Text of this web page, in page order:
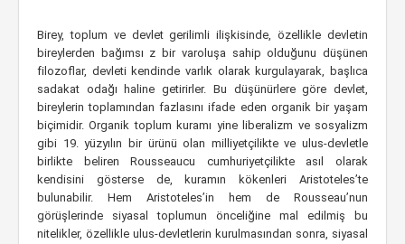
Birey, toplum ve devlet gerilimli ilişkisinde, özellikle devletin
bireylerden bağımsı z bir varoluşa sahip olduğunu düşünen
filozoflar, devleti kendinde varlık olarak kurgulayarak, başlıca
sadakat odağı haline getirirler. Bu düşünürlere göre devlet,
bireylerin toplamından fazlasını ifade eden organik bir yaşam
biçimidir. Organik toplum kuramı yine liberalizm ve sosyalizm
gibi 19. yüzyılın bir ürünü olan milliyetçilikte ve ulus-devletle
birlikte beliren Rousseaucu cumhuriyetçilikte asıl olarak
kendisini gösterse de, kuramın kökenleri Aristoteles’te
bulunabilir. Hem Aristoteles’in hem de Rousseau’nun
görüşlerinde siyasal toplumun önceliğine mal edilmiş bu
nitelikler, özellikle ulus-devletlerin kurulmasından sonra, siyasal